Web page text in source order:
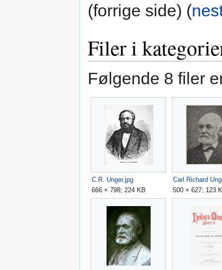
(forrige side) (
Filer i
Følgende 8 filer
C.R. Unger.jpg
666 × 798; 224 KB
500 × 627; 123